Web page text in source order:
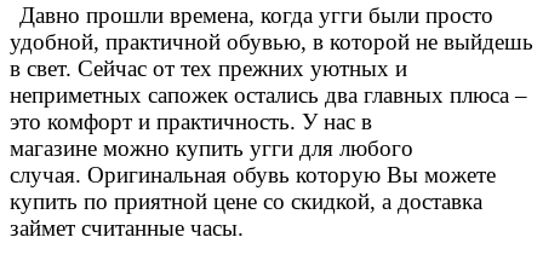
Давно прошли времена, когда угги были просто
удобной, практичной обувью, в которой не выйдешь
в свет. Сейчас от тех прежних уютных и
неприметных сапожек остались два главных плюса –
это комфорт и практичность. У нас в
магазине можно купить угги для любого
случая. Оригинальная обувь которую Вы можете
купить по приятной цене со скидкой, а доставка
займет считанные часы.